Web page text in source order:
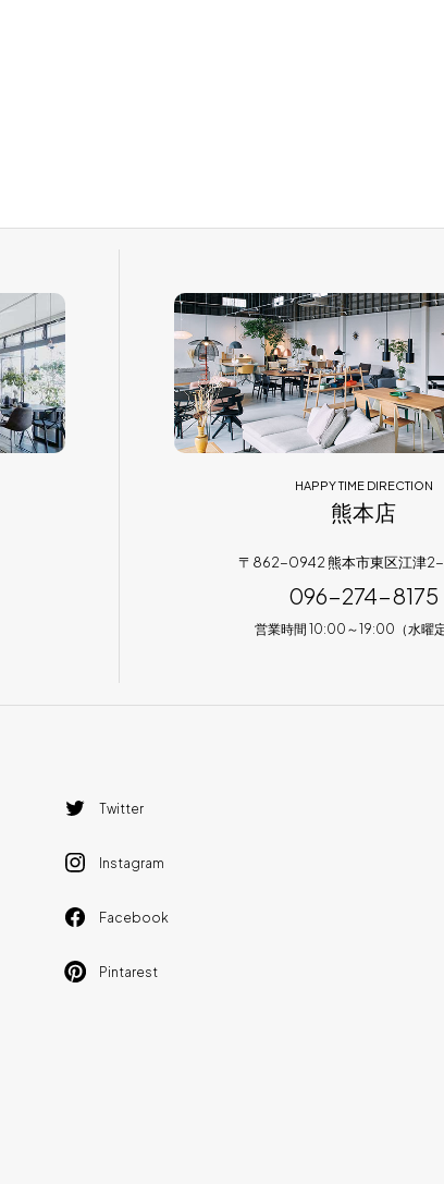
HAPPY TIME DIRECTION
熊本店
〒862-0942 熊本市東区江津
096-274-8175
営業時間 10:00～19:00（水曜定
Twitter
Instagram
Facebook
Pintarest